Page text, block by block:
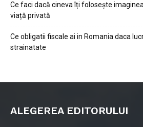
Ce faci dacă cineva îți folosește
viață privată
Ce obligatii fiscale ai in Romania daca
strainatate
ALEGEREA EDITORULUI